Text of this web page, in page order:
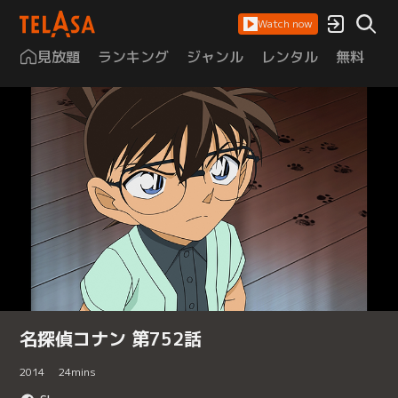
Watch now
見放題 ランキング ジャンル レンタル 無料
名探偵コナン 第752話
2014 24mins